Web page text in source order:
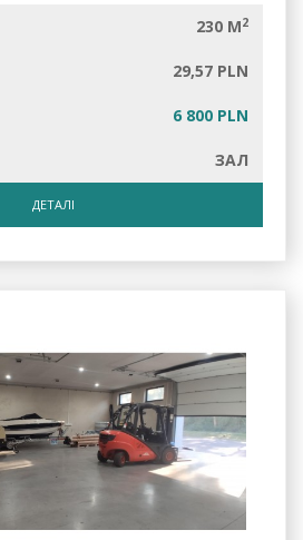
230 M2
29,57 PLN
6 800 PLN
ЗАЛ
ДЕТАЛІ